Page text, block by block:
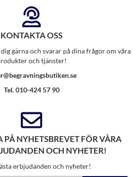
KONTAKTA OSS
gärna och svarar på dina frågor om våra
och tjänster!
Tel. 010-424 57 90
PÅ NYHETSBREVET FÖR VÅRA
OCH NYHETER!
erbjudanden och nyheter!